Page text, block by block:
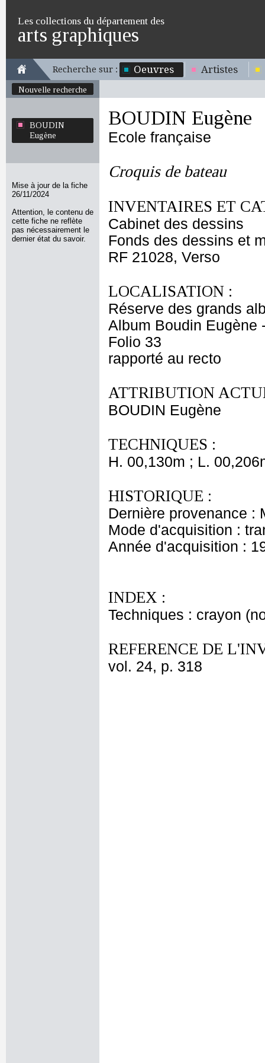
Les collections du département des
arts graphiques
Recherche sur : Oeuvres Artistes
Nouvelle recherche
BOUDIN
Eugène
Mise à jour de la fiche
26/11/2024
Attention, le contenu de
cette fiche ne reflète
pas nécessairement le
dernier état du savoir.
BOUDIN Eugène
Ecole française
Croquis de bateau
INVENTAIRES ET
Cabinet des dessins
Fonds des dessins et
RF 21028, Verso
LOCALISATION :
Réserve des grands
Album Boudin Eugène
Folio 33
rapporté au recto
ATTRIBUTION
BOUDIN Eugène
TECHNIQUES :
H. 00,130m ; L.
HISTORIQUE :
Dernière provenance :
Mode d'acquisition :
Année d'acquisition :
INDEX :
Techniques : crayon
REFERENCE DE
vol. 24, p. 318